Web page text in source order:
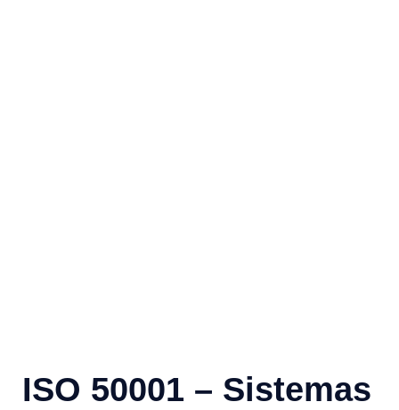
ISO 50001 – Sistemas